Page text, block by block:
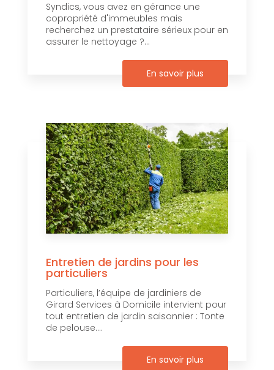
Syndics, vous avez en gérance une
copropriété d'immeubles mais
recherchez un prestataire sérieux pour en
assurer le nettoyage ?...
En savoir plus
Entretien de jardins pour les
particuliers
Particuliers, l’équipe de jardiniers de
Girard Services à Domicile intervient pour
tout entretien de jardin saisonnier : Tonte
de pelouse....
En savoir plus